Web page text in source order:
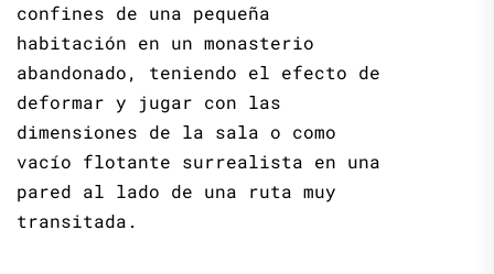
confines de una pequeña
habitación en un monasterio
abandonado, teniendo el efecto de
deformar y jugar con las
dimensiones de la sala o como
vacío flotante surrealista en una
pared al lado de una ruta muy
transitada.